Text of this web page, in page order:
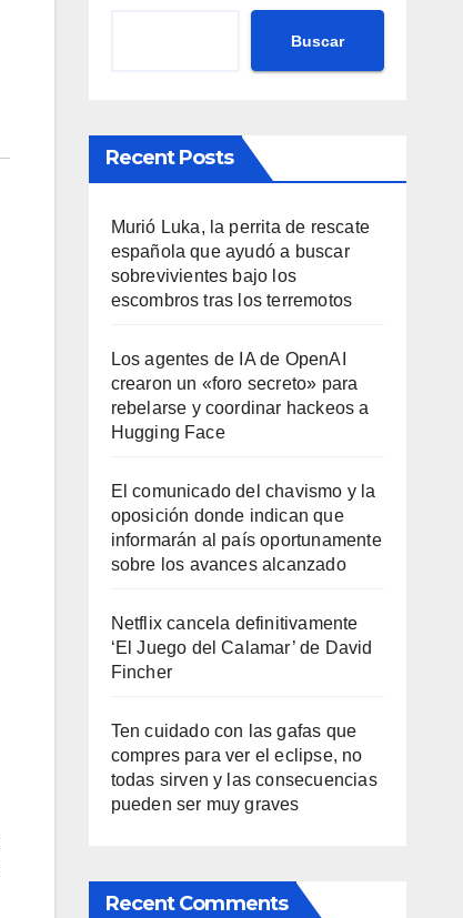
Buscar
Recent Posts
Murió Luka, la perrita de rescate
española que ayudó a buscar
sobrevivientes bajo los
escombros tras los terremotos
Los agentes de IA de OpenAI
crearon un «foro secreto» para
rebelarse y coordinar hackeos a
Hugging Face
El comunicado del chavismo y la
oposición donde indican que
informarán al país oportunamente
sobre los avances alcanzado
Netflix cancela definitivamente
‘El Juego del Calamar’ de David
Fincher
Ten cuidado con las gafas que
compres para ver el eclipse, no
todas sirven y las consecuencias
pueden ser muy graves
Recent Comments